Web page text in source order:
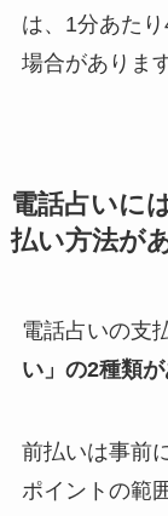
は、1分あた
場合があります
電話占いに
払い方法が
電話占いの支
い」の2種類
前払いは事前
ポイントの範